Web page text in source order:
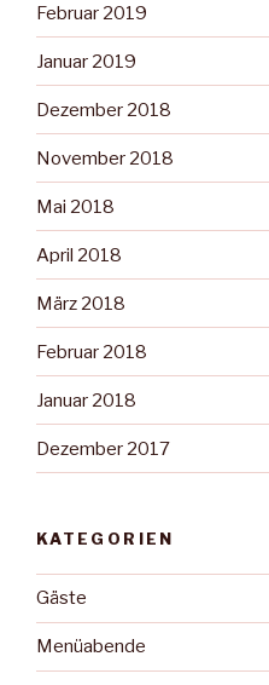
Februar 2019
Januar 2019
Dezember 2018
November 2018
Mai 2018
April 2018
März 2018
Februar 2018
Januar 2018
Dezember 2017
KATEGORIEN
Gäste
Menüabende